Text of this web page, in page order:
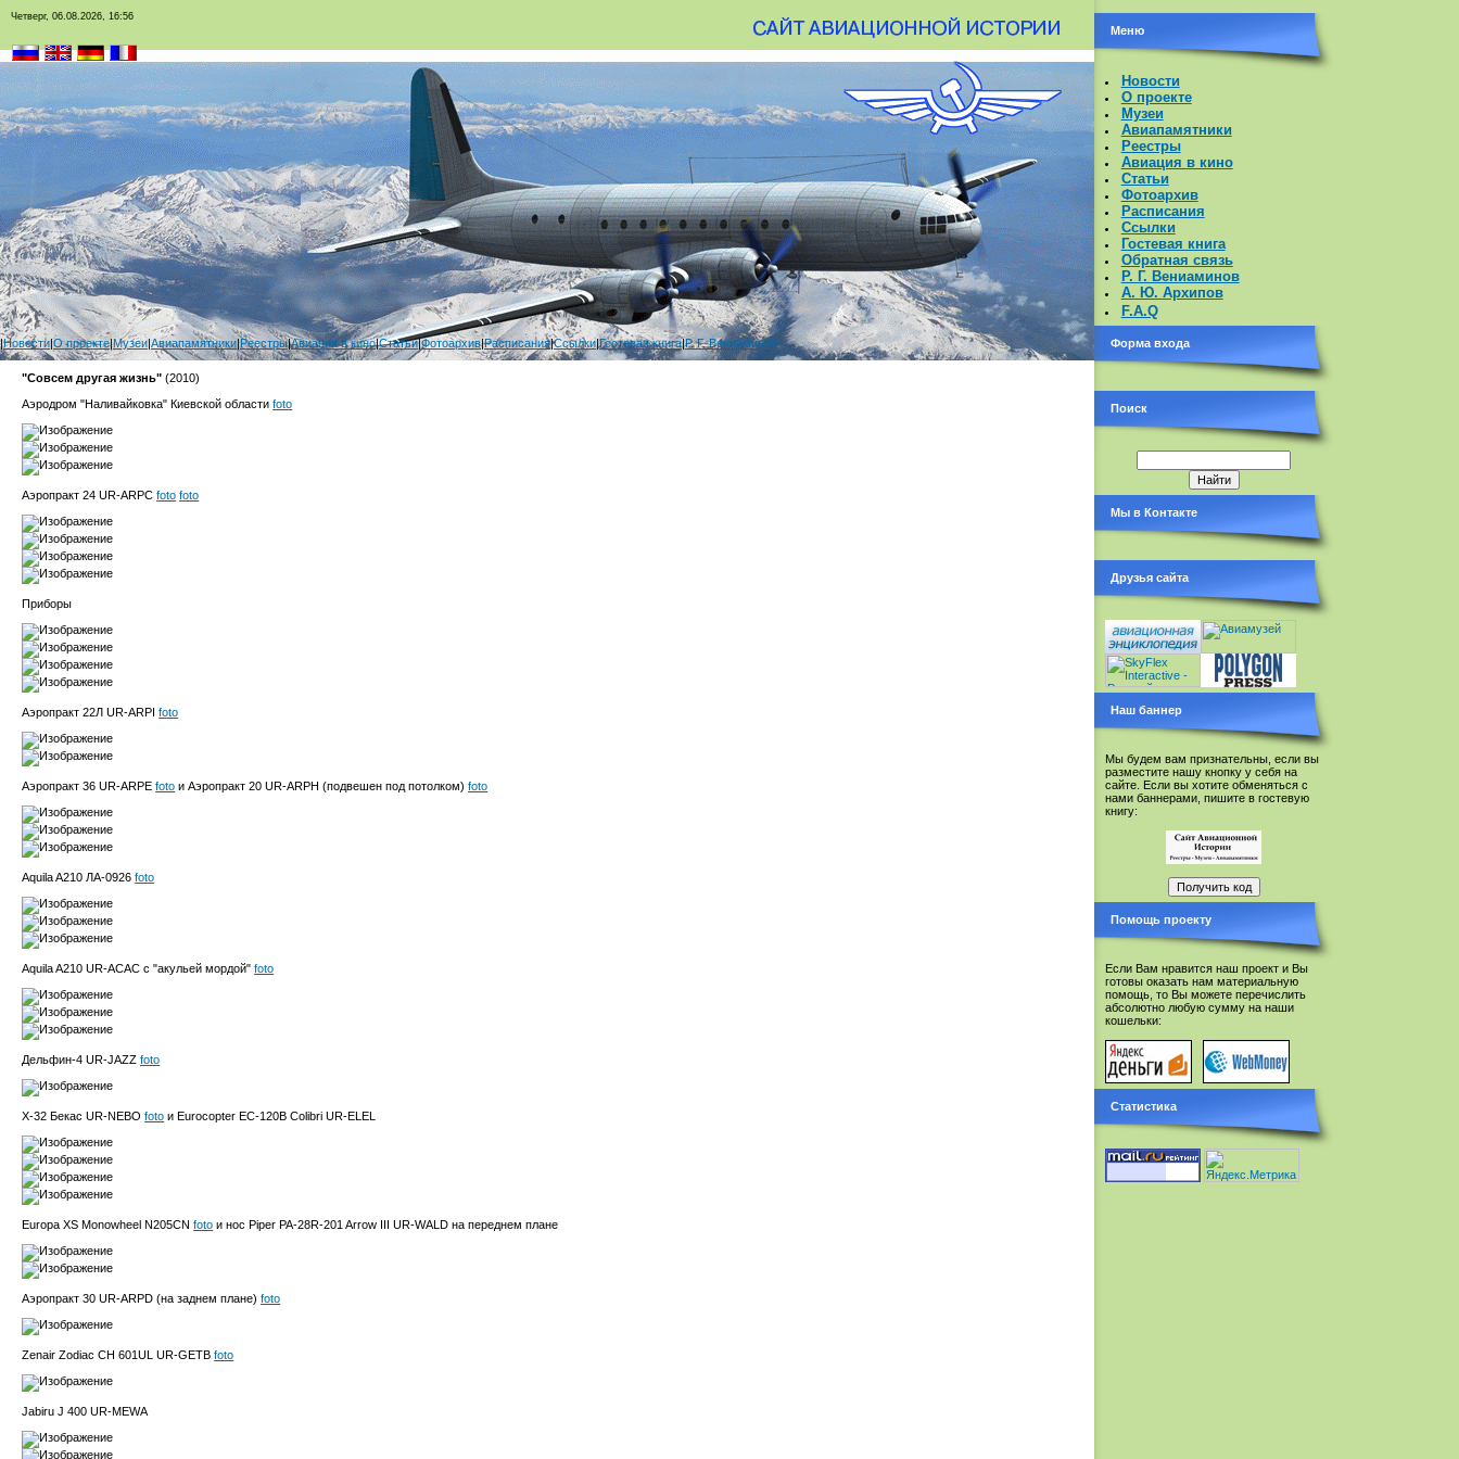
Четверг, 06.08.2026, 16:56
|Новости|О проекте|Музеи|Авиапамятники|Реестры|Авиация в кино|Статьи|Фотоархив|Расписания|Ссылки|Гостевая книга|Р. Г. Вениаминов
"Совсем другая жизнь" (2010)
Аэродром "Наливайковка" Киевской областиfoto
Аэропракт 24 UR-ARPCfoto foto
Приборы
Аэропракт 22Л UR-ARPIfoto
Аэропракт 36 UR-ARPEfoto и Аэропракт 20 UR-ARPH (подвешен под потолком)foto
Aquila A210 ЛА-0926foto
Aquila A210 UR-ACAC с "акульей мордой"foto
Дельфин-4 UR-JAZZfoto
Х-32 Бекас UR-NEBOfoto и Eurocopter EC-120B Colibri UR-ELEL
Europa XS Monowheel N205CNfoto и нос Piper PA-28R-201 Arrow III UR-WALD на переднем плане
Аэропракт 30 UR-ARPD (на заднем плане)foto
Zenair Zodiac CH 601UL UR-GETBfoto
Jabiru J 400 UR-MEWA
Меню
Новости
О проекте
Музеи
Авиапамятники
Реестры
Авиация в кино
Статьи
Фотоархив
Расписания
Ссылки
Гостевая книга
Обратная связь
Р. Г. Вениаминов
А. Ю. Архипов
F.A.Q
Форма входа
Поиск
Мы в Контакте
Друзья сайта
Наш баннер
Мы будем вам признательны, если вы
разместите нашу кнопку у себя на
сайте. Если вы хотите обменяться с
нами баннерами, пишите в гостевую
книгу:
Помощь проекту
Если Вам нравится наш проект и Вы
готовы оказать нам материальную
помощь, то Вы можете перечислить
абсолютно любую сумму на наши
кошельки:
Статистика